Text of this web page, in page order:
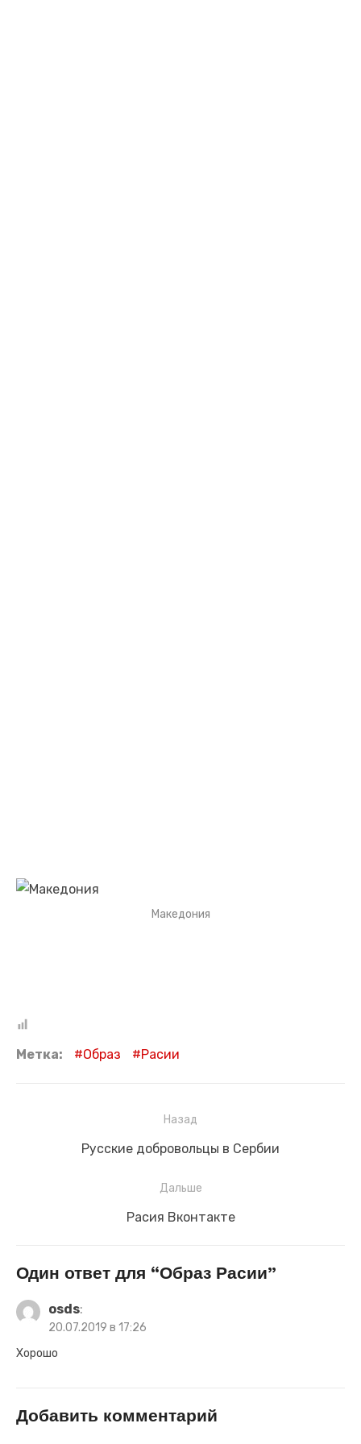
Македония
Метка: Образ Расии
Назад
Предыдущая
Русские добровольцы в Сербии
Дальше
Следующая
Расия Вконтакте
Один ответ для “Образ Расии”
osds:
20.07.2019 в 17:26
Хорошо
Добавить комментарий